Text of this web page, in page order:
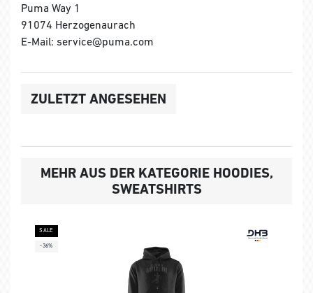
Puma Way 1
91074 Herzogenaurach
E-Mail: service@puma.com
ZULETZT ANGESEHEN
MEHR AUS DER KATEGORIE HOODIES,
SWEATSHIRTS
SALE
-36%